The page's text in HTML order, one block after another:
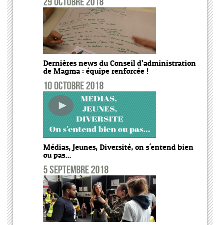
Dernières news du Conseil d’administration
de Magma : équipe renforcée !
10 octobre 2018
Médias, Jeunes, Diversité, on s'entend bien
ou pas...
5 septembre 2018